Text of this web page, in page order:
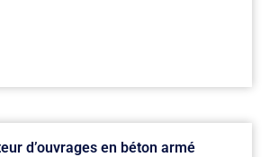
d’ouvrages en béton armé